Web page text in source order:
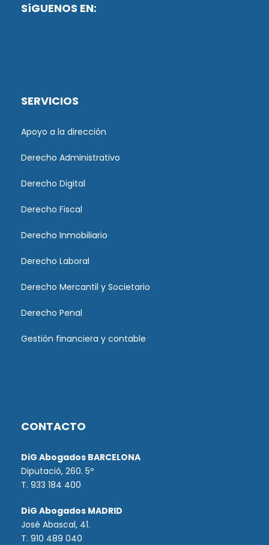
SíGUENOS EN:
SERVICIOS
Apoyo a la dirección
Derecho Administrativo
Derecho Digital
Derecho Fiscal
Derecho Inmobiliario
Derecho Laboral
Derecho Mercantil y Societario
Derecho Penal
Gestión financiera y contable
CONTACTO
DiG Abogados BARCELONA
Diputació, 260. 5º
T. 933 184 400
DiG Abogados MADRID
José Abascal, 41.
T. 910 489 040